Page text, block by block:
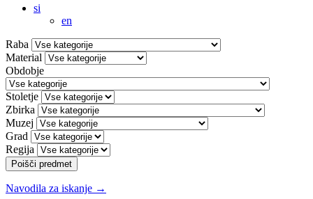
si
en
Raba
Material
Obdobje
Stoletje
Zbirka
Muzej
Grad
Regija
Poišči predmet
Navodila za iskanje →